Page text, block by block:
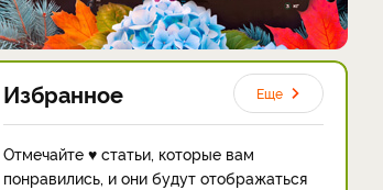
Избранное Еще
Отмечайте ♥ статьи, которые вам
понравились, и они будут отображаться